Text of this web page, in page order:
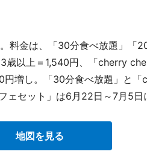
料金は、「30分食べ放題」「
歳以上＝1,540円、「cherry
増し。「30分食べ放題」と
ェセット」は6月22日～7月5日
地図を見る